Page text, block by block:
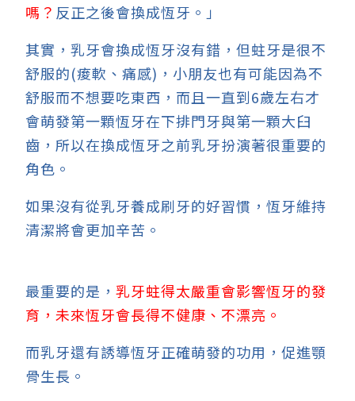
嗎？ 反正之後會換成恆牙。」
其實，乳牙會換成恆牙沒有錯，但蛀牙是很不
舒服的(痠軟、痛感)，小朋友也有可能因為不
舒服而不想要吃東西，而且一直到6歲左右才
會萌發第一顆恆牙在下排門牙與第一顆大臼
齒，所以在換成恆牙之前乳牙扮演著很重要的
角色。
如果沒有從乳牙養成刷牙的好習慣，恆牙維持
清潔將會更加辛苦。
最重要的是，乳牙蛀得太嚴重會影響恆牙的發
育，未來恆牙會長得不健康、不漂亮。
而乳牙還有誘導恆牙正確萌發的功用，促進顎
骨生長。